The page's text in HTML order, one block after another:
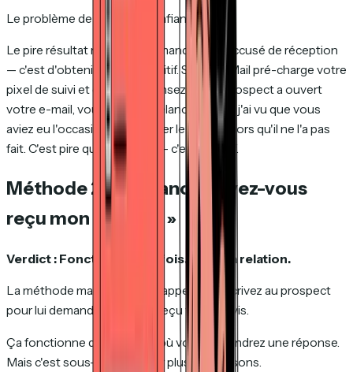
Le problème de la fausse confiance
Le pire résultat n'est pas de manquer un accusé de réception
— c'est d'obtenir un faux positif. Si Apple Mail pré-charge votre
pixel de suivi et que vous pensez que le prospect a ouvert
votre e-mail, vous pourriez relancer avec « j'ai vu que vous
aviez eu l'occasion de regarder le devis » alors qu'il ne l'a pas
fait. C'est pire que le silence — c'est intrusif.
Méthode 2 : La relance « avez-vous
reçu mon e-mail ? »
Verdict : Fonctionne une fois. Nuit à la relation.
La méthode manuelle. Vous appelez ou écrivez au prospect
pour lui demander s'il a bien reçu votre devis.
Ça fonctionne dans le sens où vous obtiendrez une réponse.
Mais c'est sous-optimal pour plusieurs raisons.